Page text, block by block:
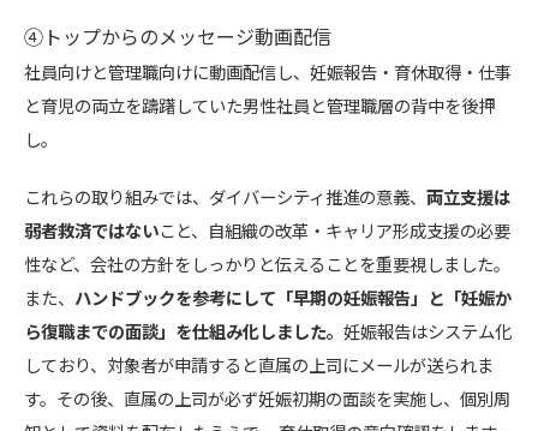
④トップからのメッセージ動画配信
社員向けと管理職向けに動画配信し、妊娠報告・育休取得・仕事
と育児の両立を躊躇していた男性社員と管理職層の背中を後押
し。
これらの取り組みでは、ダイバーシティ推進の意義、 両立支援は
弱者救済ではないこと、自組織の改革・キャリア形成支援の必要
性など、会社の方針をしっかりと伝えることを重要視しました。
また、 ハンドブックを参考にして「早期の妊娠報告」と「妊娠か
ら復職までの面談」を仕組み化しました。 妊娠報告はシステム化
しており、対象者が申請すると直属の上司にメールが送られま
す。その後、直属の上司が必ず妊娠初期の面談を実施し、個別周